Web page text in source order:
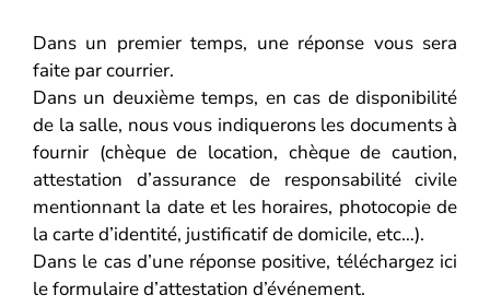
Dans un premier temps, une réponse vous sera
faite par courrier.
Dans un deuxième temps, en cas de disponibilité
de la salle, nous vous indiquerons les documents à
fournir (chèque de location, chèque de caution,
attestation d’assurance de responsabilité civile
mentionnant la date et les horaires, photocopie de
la carte d’identité, justificatif de domicile, etc…).
Dans le cas d’une réponse positive, téléchargez ici
le formulaire d’attestation d’événement.